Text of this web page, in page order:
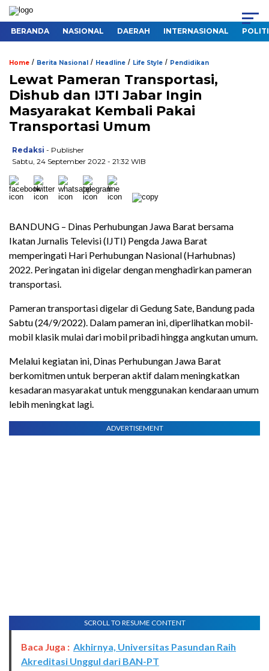
BERANDA NASIONAL DAERAH INTERNASIONAL
Home / Berita Nasional / Headline / Life Style / Pendidikan
Lewat Pameran Transportasi,
Dishub dan IJTI Jabar Ingin
Masyarakat Kembali Pakai
Transportasi Umum
Redaksi - Publisher
Sabtu, 24 September 2022 - 21:32 WIB
BANDUNG – Dinas Perhubungan Jawa Barat bersama
Ikatan Jurnalis Televisi (IJTI) Pengda Jawa Barat
memperingati Hari Perhubungan Nasional (Harhubnas)
2022. Peringatan ini digelar dengan menghadirkan pameran
transportasi.
Pameran transportasi digelar di Gedung Sate, Bandung pada
Sabtu (24/9/2022). Dalam pameran ini, diperlihatkan mobil-
mobil klasik mulai dari mobil pribadi hingga angkutan umum.
Melalui kegiatan ini, Dinas Perhubungan Jawa Barat
berkomitmen untuk berperan aktif dalam meningkatkan
kesadaran masyarakat untuk menggunakan kendaraan umum
lebih meningkat lagi.
ADVERTISEMENT
SCROLL TO RESUME CONTENT
Baca Juga : Akhirnya, Universitas Pasundan Raih
Akreditasi Unggul dari BAN-PT